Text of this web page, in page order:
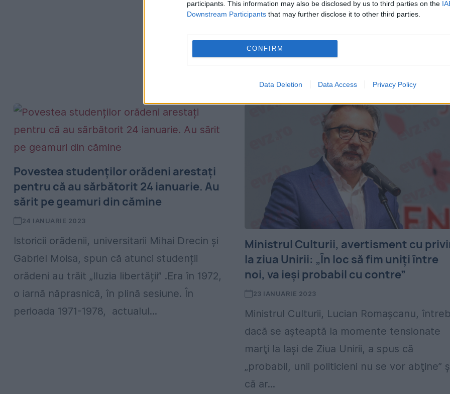
participants. This information may also be disclosed by us to third parties on the
Downstream Participants that may further disclose it to other third parties.
CONFIRM
Data Deletion Data Access Privacy Policy
Prim-ministrul Nicolae Ciucă și Marcel
organizate la Iași și Focșani cu ocazia
sărbătoririi Zilei Principatelor Române. Doi
dintre liderii coaliției de guvernare vor
Povestea studenților orădeni arestați
pentru că au sărbătorit 24 ianuarie. Au
sărit pe geamuri din cămine
24 IANUARIE 2023
Istoricii orădenii, universitarii Mihai Drecin și
Gabriel Moisa, spun că atunci studenții
orădeni au trăit „Iluzia libertății” .Era în 1972,
o iarnă năprasnică, în plină sesiune. În
perioada 1971-1978, actualul...
Ministrul Culturii, avertisment cu
la ziua Unirii: „În loc să fim uniţi între
noi, va ieşi probabil cu contre”
23 IANUARIE 2023
Ministrul Culturii, Lucian Romașcanu,
dacă se așteaptă la momente tensionate
marţi la Iaşi de Ziua Unirii, a spus că
„probabil, unii politicieni nu se vor abţine”
că ar...